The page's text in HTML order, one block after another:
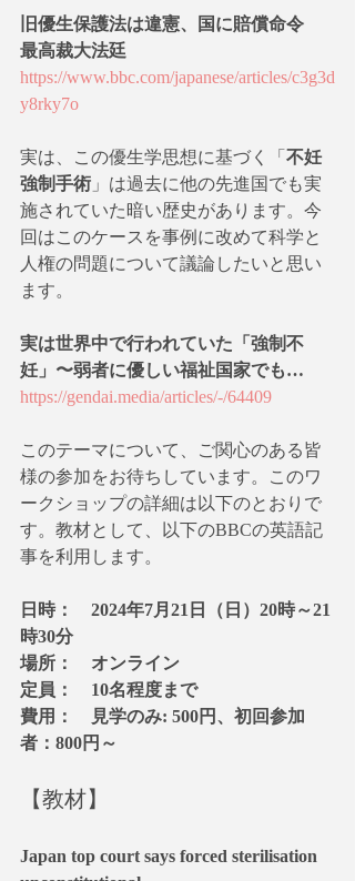
旧優生保護法は違憲、国に賠償命令
最高裁大法廷
https://www.bbc.com/japanese/articles/c3g3d
y8rky7o
実は、この優生学思想に基づく「 不妊
強制手術 」は過去に他の先進国でも実
施されていた暗い歴史があります。今
回はこのケースを事例に改めて科学と
人権の問題について議論したいと思い
ます。
実は世界中で行われていた「強制不
妊」〜弱者に優しい福祉国家でも…
https://gendai.media/articles/-/64409
このテーマについて、ご関心のある皆
様の参加をお待ちしています。このワ
ークショップの詳細は以下のとおりで
す。教材として、以下のBBCの英語記
事を利用します。
日時：　2024年7月21日（日）20時～21
時30分
場所：　オンライン
定員：　10名程度まで
費用：　見学のみ: 500円、初回参加
者：800円～
【教材】
Japan top court says forced sterilisation